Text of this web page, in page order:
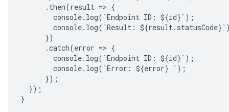
. then(result => {
console. log( `Endpoint ID : ${id} ` );
console. log( `Result : ${result. statusCode} `
})
.catch(error => {
console. log( `Endpoint ID : ${id} ` );
console. log( `Error : ${error} ` );
});
});
}